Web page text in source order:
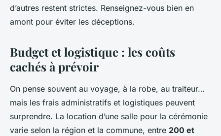
d’autres restent strictes. Renseignez-vous bien en
amont pour éviter les déceptions.
Budget et logistique : les coûts
cachés à prévoir
On pense souvent au voyage, à la robe, au traiteur…
mais les frais administratifs et logistiques peuvent
surprendre. La location d’une salle pour la cérémonie
varie selon la région et la commune, entre 200 et